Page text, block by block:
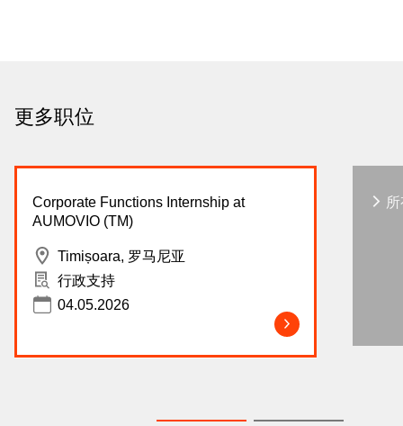
更多职位
Corporate Functions Internship at
AUMOVIO (TM)
Timișoara, 罗马尼亚
行政支持
04.05.2026